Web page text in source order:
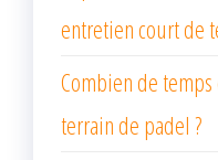
entretien court de
Combien de
terrain de padel ?